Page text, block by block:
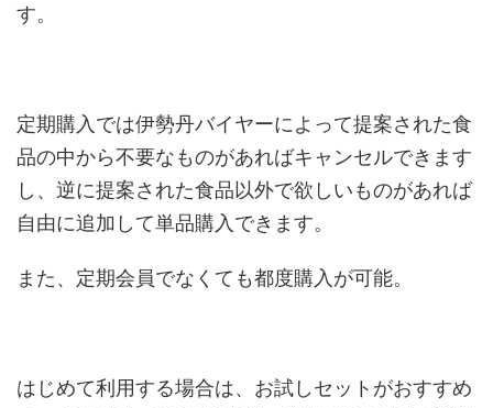
す。
定期購入では伊勢丹バイヤーによって提案された食
品の中から不要なものがあればキャンセルできます
し、逆に提案された食品以外で欲しいものがあれば
自由に追加して単品購入できます。
また、定期会員でなくても都度購入が可能。
はじめて利用する場合は、お試しセットがおすすめ